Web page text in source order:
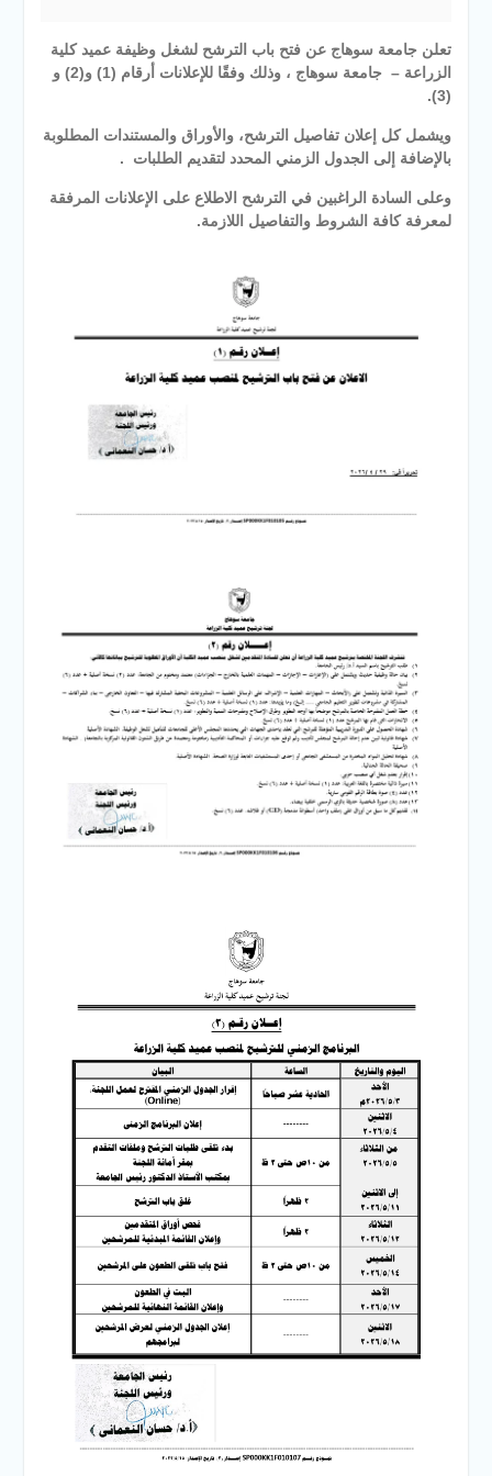
تعلن جامعة سوهاج عن فتح باب الترشح لشغل وظيفة عميد كلية
الزراعة – جامعة سوهاج ، وذلك وفقًا للإعلانات أرقام (1) و(2) و
(3).
ويشمل كل إعلان تفاصيل الترشح، والأوراق والمستندات المطلوبة
بالإضافة إلى الجدول الزمني المحدد لتقديم الطلبات .
وعلى السادة الراغبين في الترشح الاطلاع على الإعلانات المرفقة
لمعرفة كافة الشروط والتفاصيل اللازمة.